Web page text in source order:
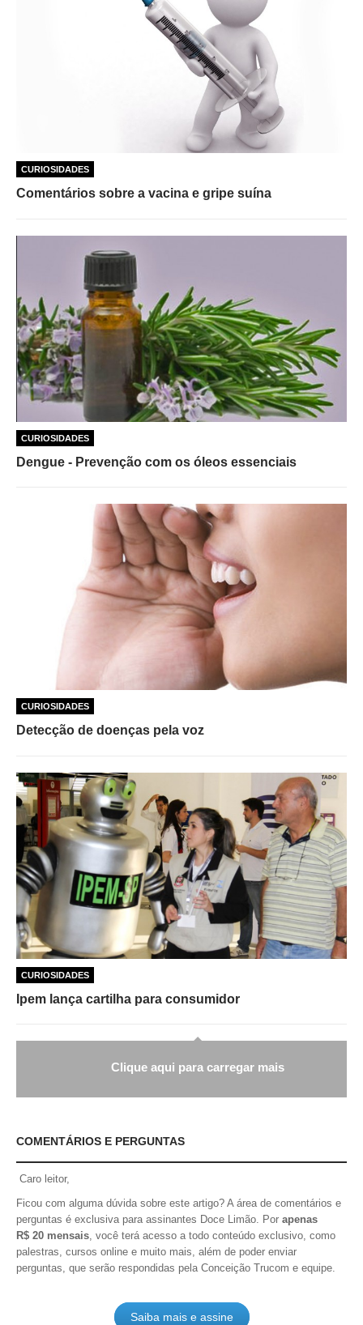
CURIOSIDADES
Comentários sobre a vacina e gripe suína
CURIOSIDADES
Dengue - Prevenção com os óleos essenciais
CURIOSIDADES
Detecção de doenças pela voz
CURIOSIDADES
Ipem lança cartilha para consumidor
Clique aqui para carregar mais
COMENTÁRIOS E PERGUNTAS
Caro leitor,
Ficou com alguma dúvida sobre este artigo? A área de comentários e
perguntas é exclusiva para assinantes Doce Limão. Por apenas
R$ 20 mensais, você terá acesso a todo conteúdo exclusivo, como
palestras, cursos online e muito mais, além de poder enviar
perguntas, que serão respondidas pela Conceição Trucom e equipe.
Saiba mais e assine